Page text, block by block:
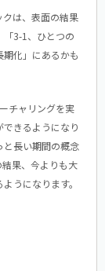
は、表面の結果
3-1、ひとつの
化」にあるかも
チャリングを実
きるようになり
と長い期間の概念
果、今よりも大
うになります。